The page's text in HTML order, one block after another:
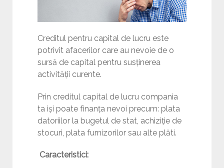
Creditul pentru capital de lucru este
potrivit afacerilor care au nevoie de o
sursă de capital pentru susținerea
activității curente.
Prin creditul capital de lucru compania
ta iși poate finanța nevoi precum: plata
datoriilor la bugetul de stat, achiziție de
stocuri, plata furnizorilor sau alte plăti.
Caracteristici: